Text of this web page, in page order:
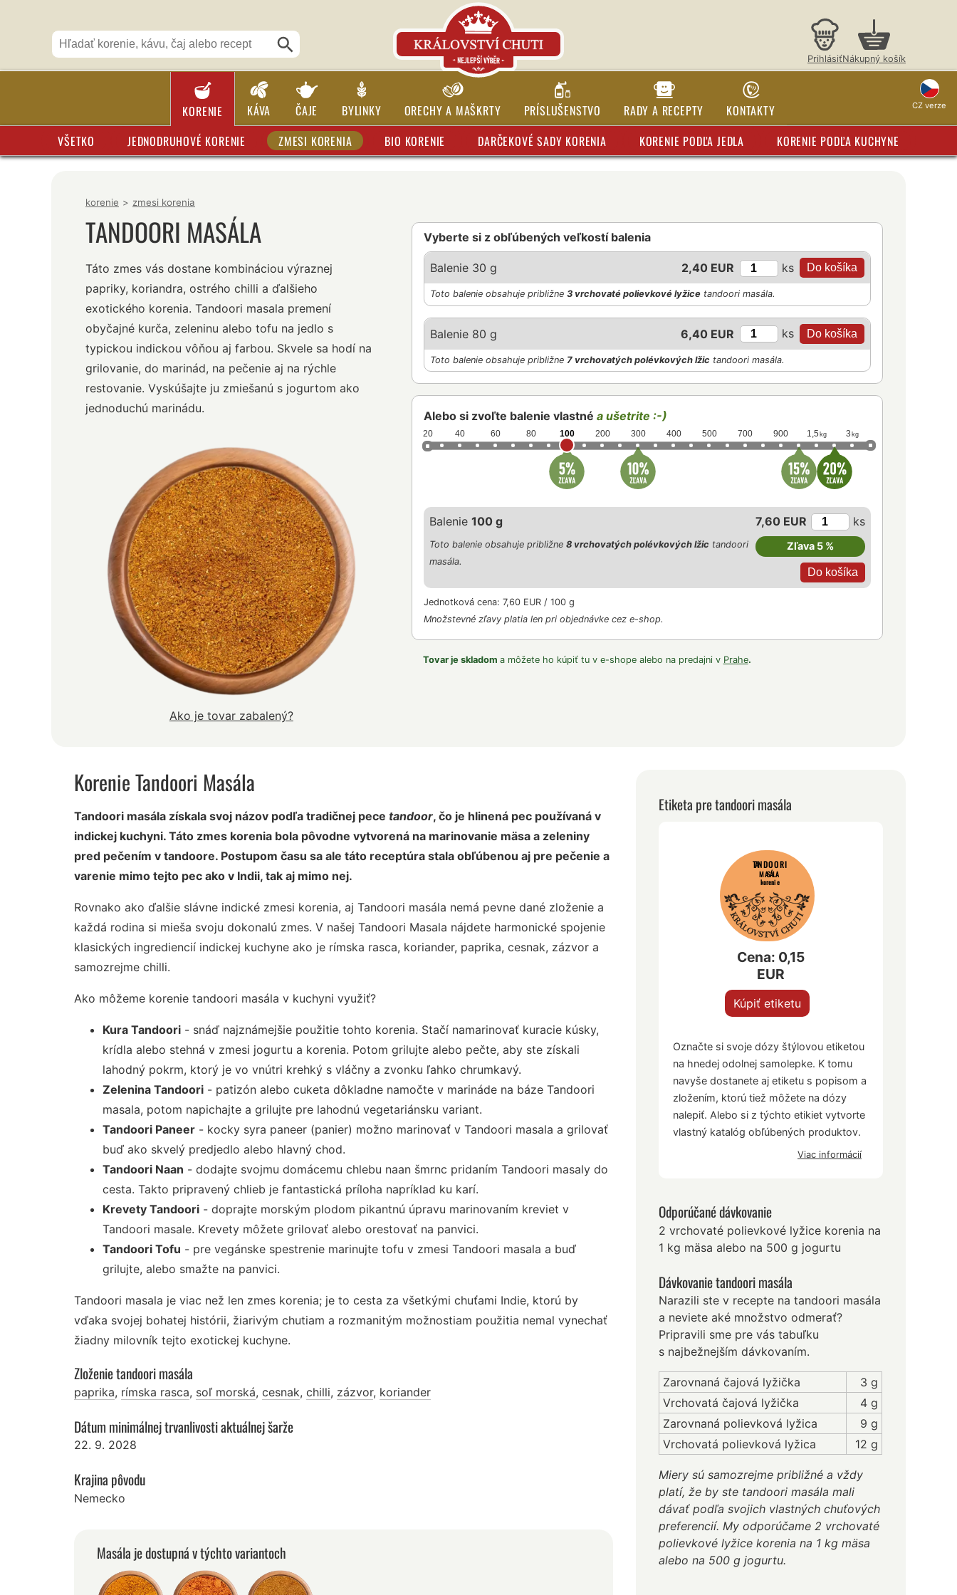
PrihlásiťNákupný košík
KORENIE KÁVA ČAJE BYLINKY ORECHY A MAŠKRTY PRÍSLUŠENSTVO RADY A RECEPTY KONTAKTY CZ verze
VŠETKO JEDNODRUHOVÉ KORENIE ZMESI KORENIA BIO KORENIE DARČEKOVÉ SADY KORENIA KORENIE PODĽA JEDLA KORENIE PODĽA KUCHYNE
korenie > zmesi korenia
TANDOORI MASÁLA
Táto zmes vás dostane kombináciou výraznej
papriky, koriandra, ostrého chilli a ďalšieho
exotického korenia. Tandoori masala premení
obyčajné kurča, zeleninu alebo tofu na jedlo s
typickou indickou vôňou aj farbou. Skvele sa hodí na
grilovanie, do marinád, na pečenie aj na rýchle
restovanie. Vyskúšajte ju zmiešanú s jogurtom ako
jednoduchú marinádu.
Ako je tovar zabalený?
Vyberte si z obľúbených veľkostí balenia
Balenie 30 g 2,40 EUR ks
Toto balenie obsahuje približne 3 vrchovaté polievkové lyžicetandoori masála.
Balenie 80 g 6,40 EUR ks
Toto balenie obsahuje približne 7 vrchovatých polévkových lžic tandoori masála.
Alebo si zvoľte balenie vlastné a ušetrite :-)
20 40 60 80 100 200 300 400 500 700 900 1,5 kg 3 kg
Balenie 100 g 7,60 EUR ks
Zľava 5 %
Toto balenie obsahuje približne 8 vrchovatých polévkových lžic tandoori
masála.
Jednotková cena: 7,60 EUR / 100 g
Množstevné zľavy platia len pri objednávke cez e-shop.
Tovar je skladom a môžete ho kúpiť tu v e-shope alebo na predajni v Prahe.
Korenie Tandoori Masála
Tandoori masála získala svoj názov podľa tradičnej pece tandoor, čo je hlinená pec používaná v
indickej kuchyni. Táto zmes korenia bola pôvodne vytvorená na marinovanie mäsa a zeleniny
pred pečením v tandoore. Postupom času sa ale táto receptúra stala obľúbenou aj pre pečenie a
varenie mimo tejto pec ako v Indii, tak aj mimo nej.
Rovnako ako ďalšie slávne indické zmesi korenia, aj Tandoori masála nemá pevne dané zloženie a
každá rodina si mieša svoju dokonalú zmes. V našej Tandoori Masala nájdete harmonické spojenie
klasických ingrediencií indickej kuchyne ako je rímska rasca, koriander, paprika, cesnak, zázvor a
samozrejme chilli.
Ako môžeme korenie tandoori masála v kuchyni využiť?
Kura Tandoori - snáď najznámejšie použitie tohto korenia. Stačí namarinovať kuracie kúsky,
krídla alebo stehná v zmesi jogurtu a korenia. Potom grilujte alebo pečte, aby ste získali
lahodný pokrm, ktorý je vo vnútri krehký s vláčny a zvonku ľahko chrumkavý.
Zelenina Tandoori - patizón alebo cuketa dôkladne namočte v marináde na báze Tandoori
masala, potom napichajte a grilujte pre lahodnú vegetariánsku variant.
Tandoori Paneer - kocky syra paneer (panier) možno marinovať v Tandoori masala a grilovať
buď ako skvelý predjedlo alebo hlavný chod.
Tandoori Naan - dodajte svojmu domácemu chlebu naan šmrnc pridaním Tandoori masaly do
cesta. Takto pripravený chlieb je fantastická príloha napríklad ku karí.
Krevety Tandoori - doprajte morským plodom pikantnú úpravu marinovaním kreviet v
Tandoori masale. Krevety môžete grilovať alebo orestovať na panvici.
Tandoori Tofu - pre vegánske spestrenie marinujte tofu v zmesi Tandoori masala a buď
grilujte, alebo smažte na panvici.
Tandoori masala je viac než len zmes korenia; je to cesta za všetkými chuťami Indie, ktorú by
vďaka svojej bohatej histórii, žiarivým chutiam a rozmanitým možnostiam použitia nemal vynechať
žiadny milovník tejto exotickej kuchyne.
Zloženie tandoori masála
paprika, rímska rasca, soľ morská, cesnak, chilli, zázvor, koriander
Dátum minimálnej trvanlivosti aktuálnej šarže
22. 9. 2028
Krajina pôvodu
Nemecko
Masála je dostupná v týchto variantoch
Etiketa pre tandoori masála
TANDOORI
MASÁLA
korenie
Cena: 0,15
EUR
Kúpiť etiketu
Označte si svoje dózy štýlovou etiketou
na hnedej odolnej samolepke. K tomu
navyše dostanete aj etiketu s popisom a
zložením, ktorú tiež môžete na dózy
nalepiť. Alebo si z týchto etikiet vytvorte
vlastný katalóg obľúbených produktov.
Viac informácií
Odporúčané dávkovanie
2 vrchovaté polievkové lyžice korenia na
1 kg mäsa alebo na 500 g jogurtu
Dávkovanie tandoori masála
Narazili ste v recepte na tandoori masála
a neviete aké množstvo odmerať?
Pripravili sme pre vás tabuľku
s najbežnejším dávkovaním.
Zarovnaná čajová lyžička
3 g
Vrchovatá čajová lyžička
4 g
Zarovnaná polievková lyžica
9 g
Vrchovatá polievková lyžica
12 g
Miery sú samozrejme približné a vždy
platí, že by ste tandoori masála mali
dávať podľa svojich vlastných chuťových
preferencií. My odporúčame 2 vrchovaté
polievkové lyžice korenia na 1 kg mäsa
alebo na 500 g jogurtu.